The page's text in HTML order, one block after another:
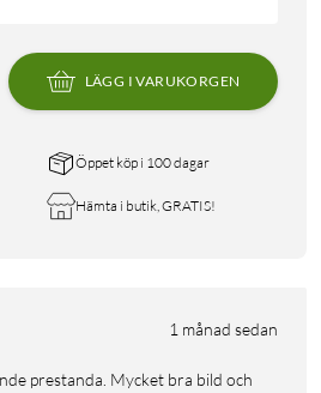
LÄGG I VARUKORGEN
Öppet köp i 100 dagar
Hämta i butik, GRATIS!
1 månad sedan